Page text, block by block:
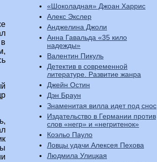
«Шоколадная» Джоан Харрис
Алекс Экслер
Анджелина Джоли
Анна Гавальда «35 кило
надежды»
Валентин Пикуль
Детектив в современной
литературе. Развитие жанра
Джейн Остин
Дэн Браун
Знаменитая вилла идет под снос
Издательство в Германии против
слов «негр» и «негритенок»
Коэльо Пауло
Ловцы удачи Алексея Пехова
Людмила Улицкая